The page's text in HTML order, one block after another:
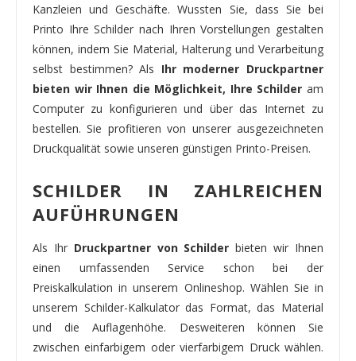
Kanzleien und Geschäfte. Wussten Sie, dass Sie bei
Printo Ihre Schilder nach Ihren Vorstellungen gestalten
können, indem Sie Material, Halterung und Verarbeitung
selbst bestimmen? Als Ihr moderner Druckpartner
bieten wir Ihnen die Möglichkeit, Ihre Schilder am
Computer zu konfigurieren und über das Internet zu
bestellen. Sie profitieren von unserer ausgezeichneten
Druckqualität sowie unseren günstigen Printo-Preisen.
SCHILDER IN ZAHLREICHEN
AUFÜHRUNGEN
Als Ihr Druckpartner von Schilderbieten wir Ihnen
einen umfassenden Service schon bei der
Preiskalkulation in unserem Onlineshop. Wählen Sie in
unserem Schilder-Kalkulator das Format, das Material
und die Auflagenhöhe. Desweiteren können Sie
zwischen einfarbigem oder vierfarbigem Druck wählen.